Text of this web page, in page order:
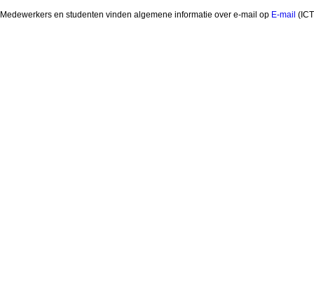
Medewerkers en studenten vinden algemene informatie over e-mail op E-mail